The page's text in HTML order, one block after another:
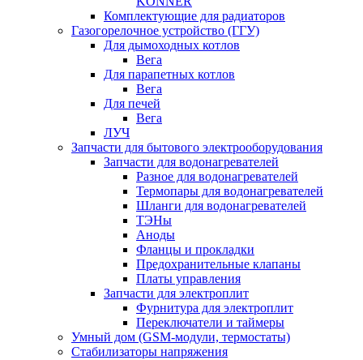
Комплектующие для радиаторов
Газогорелочное устройство (ГГУ)
Для дымоходных котлов
Вега
Для парапетных котлов
Вега
Для печей
Вега
ЛУЧ
Запчасти для бытового электрооборудования
Запчасти для водонагревателей
Разное для водонагревателей
Термопары для водонагревателей
Шланги для водонагревателей
ТЭНы
Аноды
Фланцы и прокладки
Предохранительные клапаны
Платы управления
Запчасти для электроплит
Фурнитура для электроплит
Переключатели и таймеры
Умный дом (GSM-модули, термостаты)
Cтабилизаторы напряжения